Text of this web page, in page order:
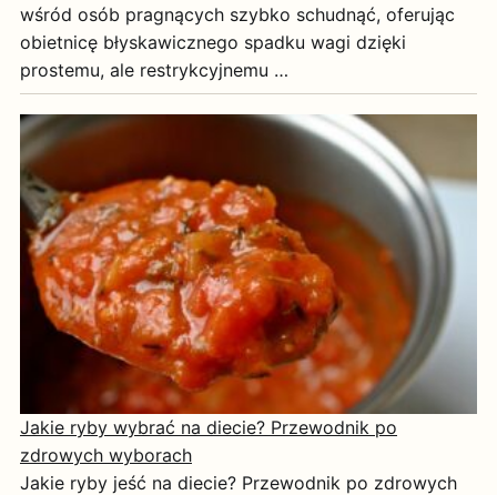
wśród osób pragnących szybko schudnąć, oferując
obietnicę błyskawicznego spadku wagi dzięki
prostemu, ale restrykcyjnemu …
Jakie ryby wybrać na diecie? Przewodnik po
zdrowych wyborach
Jakie ryby jeść na diecie? Przewodnik po zdrowych